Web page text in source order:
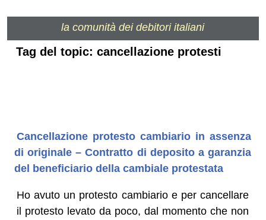
la comunità dei debitori italiani
Tag del topic: cancellazione protesti
Cancellazione protesto cambiario in assenza
di originale – Contratto di deposito a garanzia
del beneficiario della cambiale protestata
Ho avuto un protesto cambiario e per cancellare
il protesto levato da poco, dal momento che non